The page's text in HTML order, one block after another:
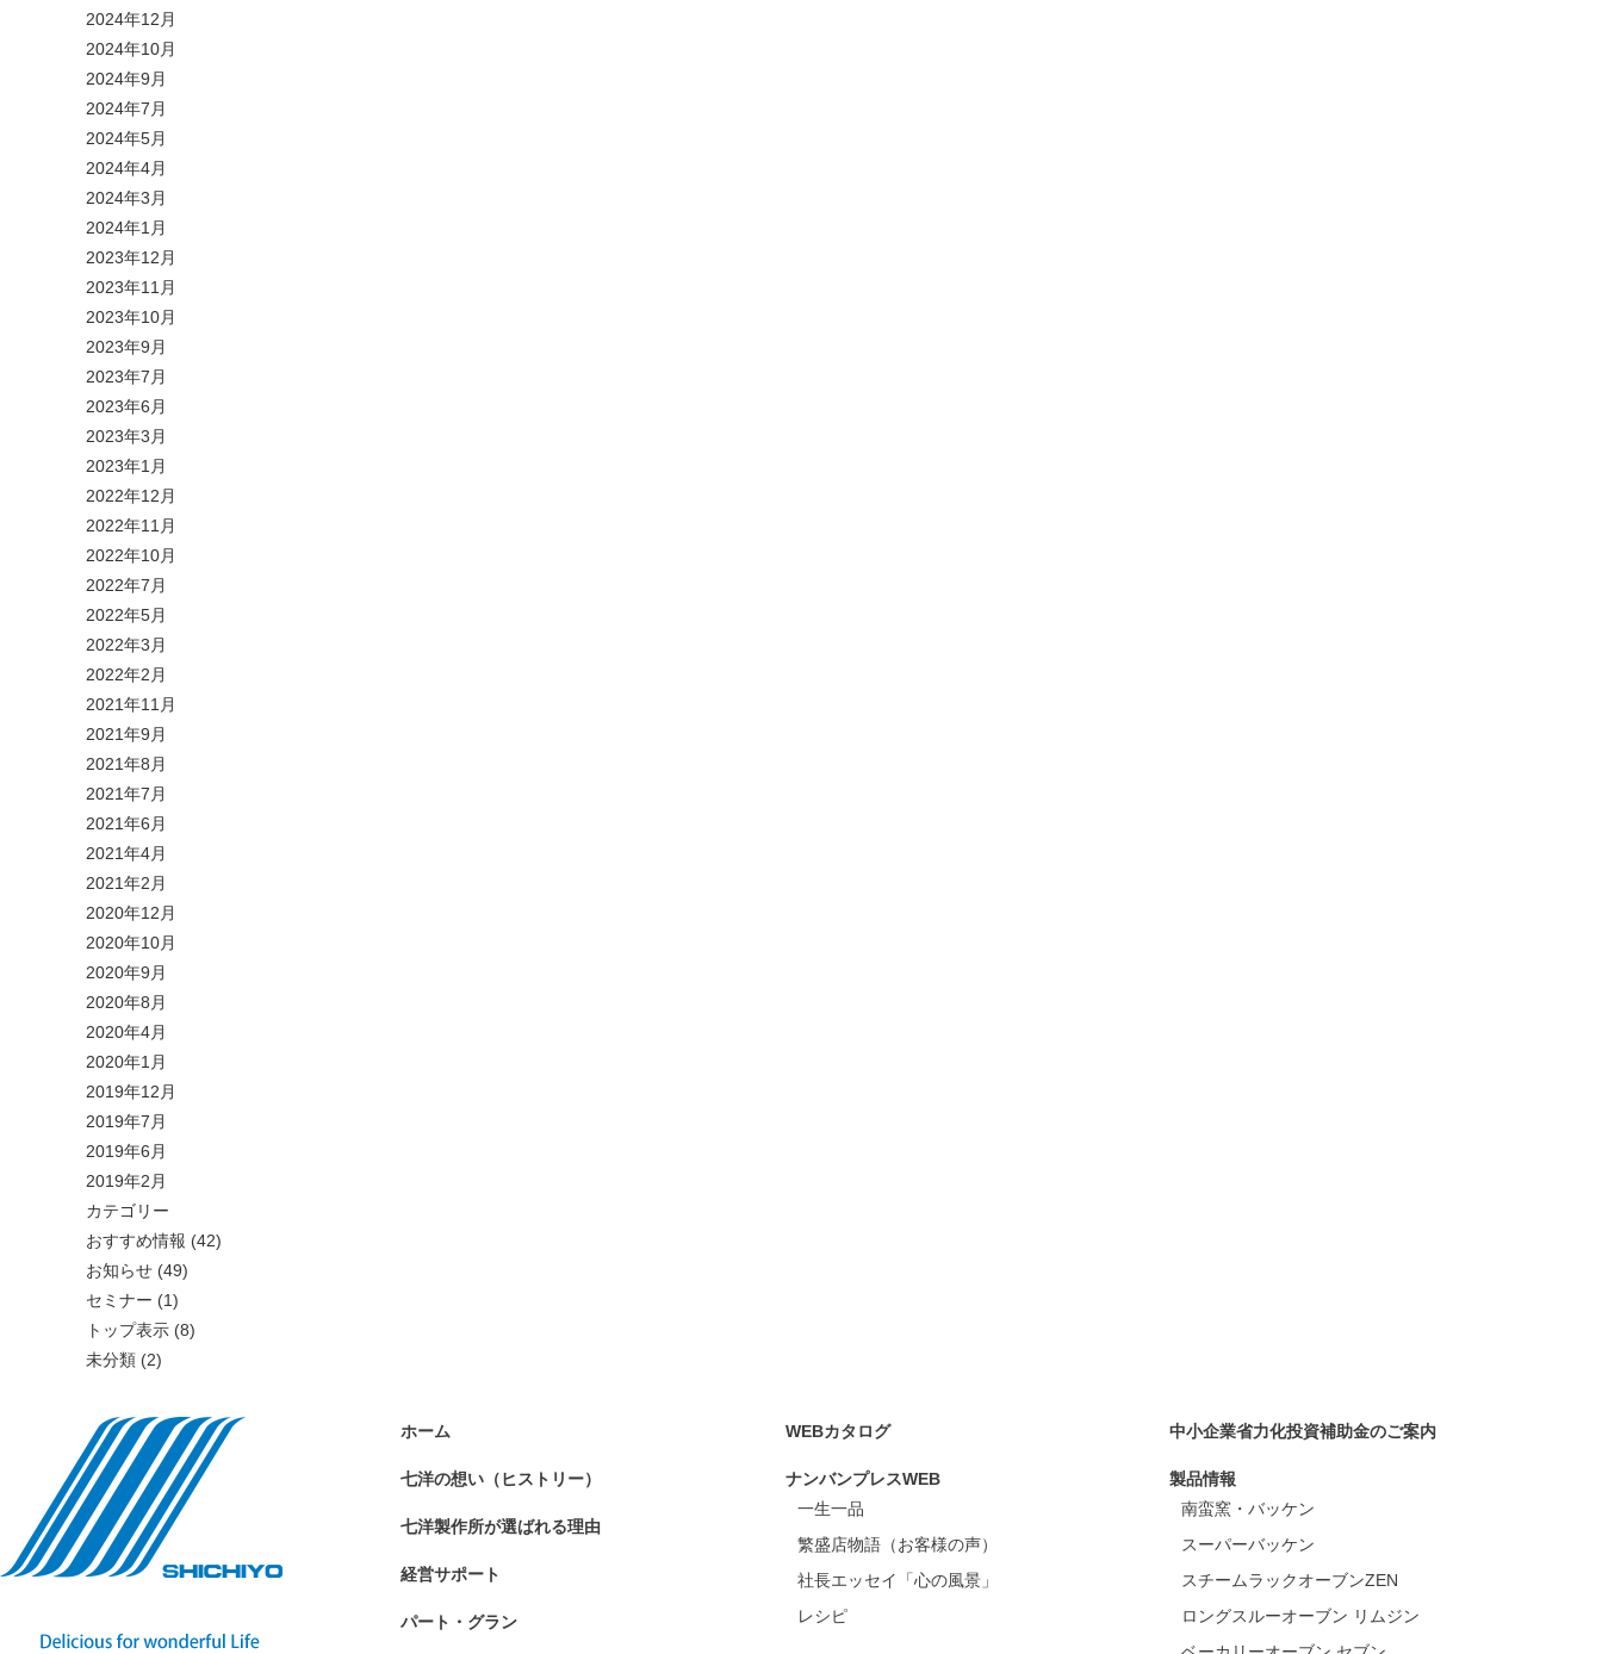
2024年12月
2024年10月
2024年9月
2024年7月
2024年5月
2024年4月
2024年3月
2024年1月
2023年12月
2023年11月
2023年10月
2023年9月
2023年7月
2023年6月
2023年3月
2023年1月
2022年12月
2022年11月
2022年10月
2022年7月
2022年5月
2022年3月
2022年2月
2021年11月
2021年9月
2021年8月
2021年7月
2021年6月
2021年4月
2021年2月
2020年12月
2020年10月
2020年9月
2020年8月
2020年4月
2020年1月
2019年12月
2019年7月
2019年6月
2019年2月
カテゴリー
おすすめ情報 (42)
お知らせ (49)
セミナー (1)
トップ表示 (8)
未分類 (2)
ホーム
七洋の想い（ヒストリー）
七洋製作所が選ばれる理由
経営サポート
パート・グラン
WEBカタログ
ナンバンプレスWEB
一生一品
繁盛店物語（お客様の声）
社長エッセイ「心の風景」
レシピ
中小企業省力化投資補助金のご案内
製品情報
南蛮窯・バッケン
スーパーバッケン
スチームラックオーブンZEN
ロングスルーオーブン リムジン